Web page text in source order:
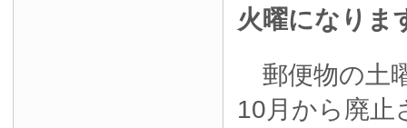
火曜になりま
郵便物の土
10月から廃止